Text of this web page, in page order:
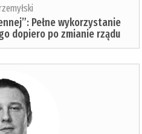
Pełne wykorzystanie
dopiero po zmianie rządu